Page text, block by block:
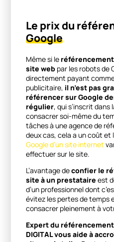
Le prix du
Google
Même si le référencement
site web par les robots de
directement payant
publicitaire, il n’est pas
référencer sur Google
régulier, qui s’inscrit dans
consacrer soi-même du
tâches à une agence de
deux cas, cela a un coût et
Google d’un site internet
effectuer sur le site.
L’avantage deconfier le
site à un prestataire est
d’un professionnel dont
évitez les pertes de temps
consacrer pleinement à
Expert du
DIGITAL vous aide à